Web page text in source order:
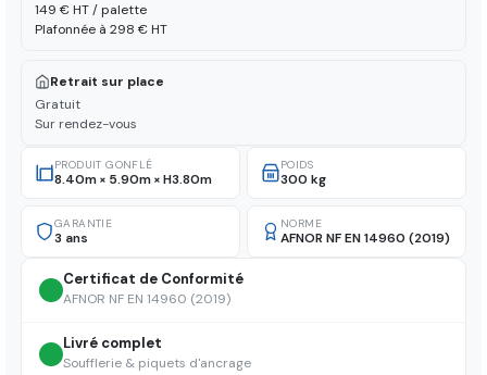
149 € HT / palette
Plafonnée à 298 € HT
Retrait sur place
Gratuit
Sur rendez-vous
PRODUIT GONFLÉ
8.40m × 5.90m × H3.80m
POIDS
300 kg
GARANTIE
3 ans
NORME
AFNOR NF EN 14960 (2019)
Certificat de Conformité
AFNOR NF EN 14960 (2019)
Livré complet
Soufflerie & piquets d'ancrage